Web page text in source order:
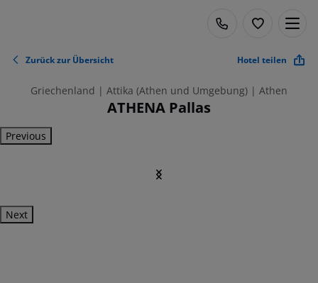
Zurück zur Übersicht Hotel teilen
Griechenland | Attika (Athen und Umgebung) | Athen
ATHENA Pallas
Previous
Next